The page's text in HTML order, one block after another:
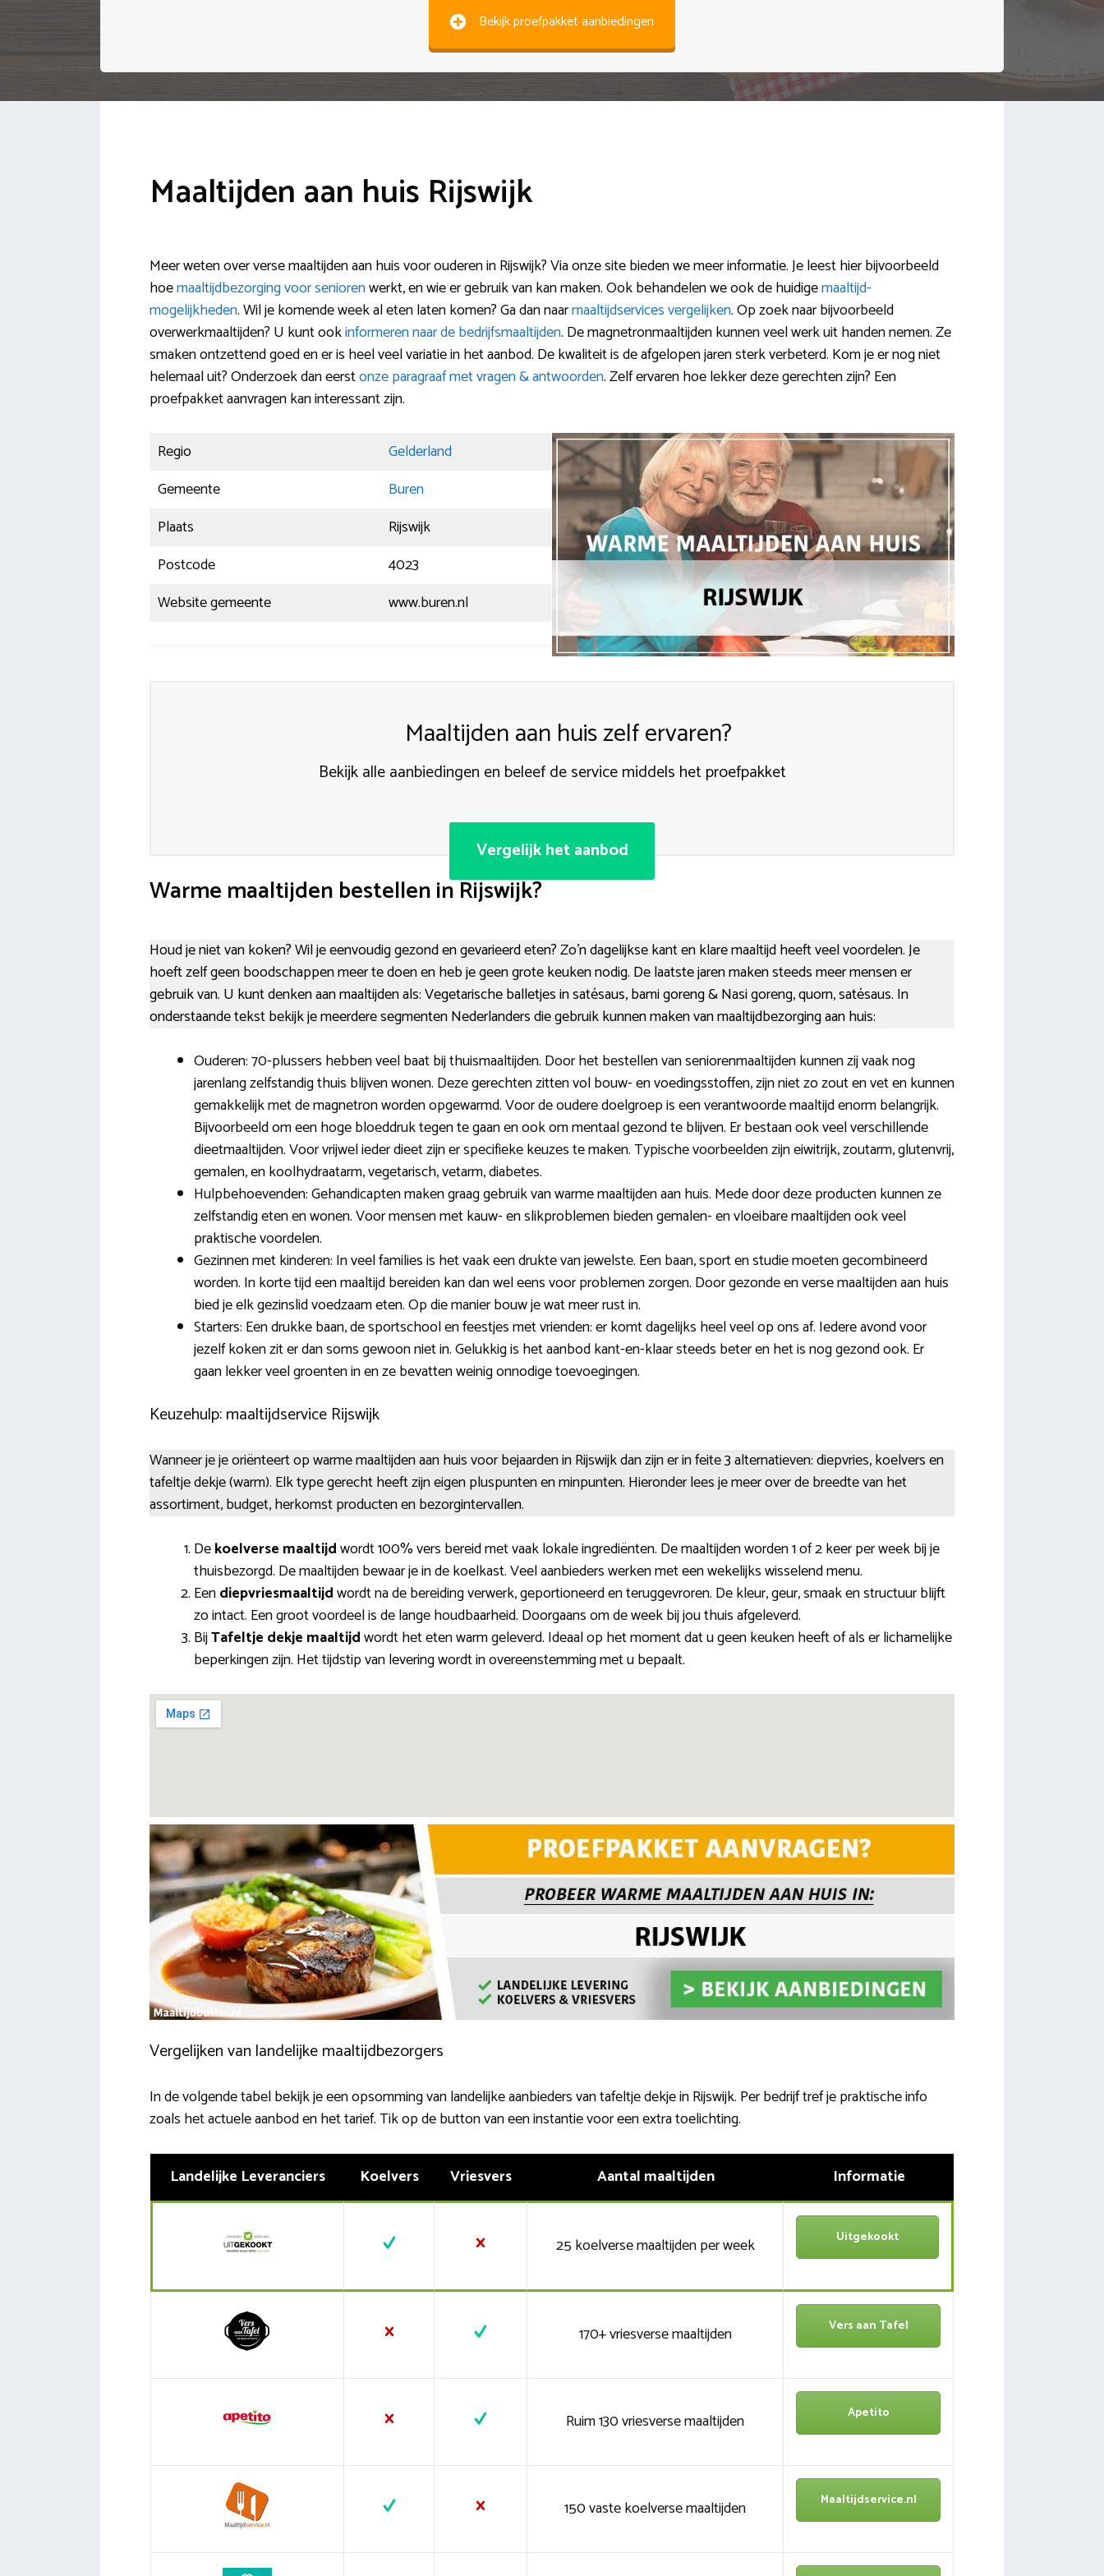
Bekijk proefpakket aanbiedingen
Maaltijden aan huis Rijswijk
Meer weten over verse maaltijden aan huis voor ouderen in Rijswijk? Via onze site bieden we meer informatie. Je leest hier bijvoorbeeld
hoemaaltijdbezorging voor seniorenwerkt, en wie er gebruik van kan maken. Ook behandelen we ook de huidigemaaltijd-
mogelijkheden. Wil je komende week al eten laten komen? Ga dan naarmaaltijdservices vergelijken. Op zoek naar bijvoorbeeld
overwerkmaaltijden? U kunt ookinformeren naar de bedrijfsmaaltijden. De magnetronmaaltijden kunnen veel werk uit handen nemen. Ze
smaken ontzettend goed en er is heel veel variatie in het aanbod. De kwaliteit is de afgelopen jaren sterk verbeterd. Kom je er nog niet
helemaal uit? Onderzoek dan eerstonze paragraaf met vragen & antwoorden. Zelf ervaren hoe lekker deze gerechten zijn? Een
proefpakket aanvragen kan interessant zijn.
Regio
Gelderland
Gemeente
Buren
Plaats
Rijswijk
Postcode
4023
Website gemeente
www.buren.nl
Maaltijden aan huis zelf ervaren?
Bekijk alle aanbiedingen en beleef de service middels het proefpakket
Vergelijk het aanbod
Warme maaltijden bestellen in Rijswijk?
Houd je niet van koken? Wil je eenvoudig gezond en gevarieerd eten? Zo’n dagelijkse kant en klare maaltijd heeft veel voordelen. Je
hoeft zelf geen boodschappen meer te doen en heb je geen grote keuken nodig. De laatste jaren maken steeds meer mensen er
gebruik van. U kunt denken aan maaltijden als: Vegetarische balletjes in satésaus, bami goreng & Nasi goreng, quorn, satésaus. In
onderstaande tekst bekijk je meerdere segmenten Nederlanders die gebruik kunnen maken van maaltijdbezorging aan huis:
Ouderen: 70-plussers hebben veel baat bij thuismaaltijden. Door het bestellen van seniorenmaaltijden kunnen zij vaak nog
jarenlang zelfstandig thuis blijven wonen. Deze gerechten zitten vol bouw- en voedingsstoffen, zijn niet zo zout en vet en kunnen
gemakkelijk met de magnetron worden opgewarmd. Voor de oudere doelgroep is een verantwoorde maaltijd enorm belangrijk.
Bijvoorbeeld om een hoge bloeddruk tegen te gaan en ook om mentaal gezond te blijven. Er bestaan ook veel verschillende
dieetmaaltijden. Voor vrijwel ieder dieet zijn er specifieke keuzes te maken. Typische voorbeelden zijn eiwitrijk, zoutarm, glutenvrij,
gemalen, en koolhydraatarm, vegetarisch, vetarm, diabetes.
Hulpbehoevenden: Gehandicapten maken graag gebruik van warme maaltijden aan huis. Mede door deze producten kunnen ze
zelfstandig eten en wonen. Voor mensen met kauw- en slikproblemen bieden gemalen- en vloeibare maaltijden ook veel
praktische voordelen.
Gezinnen met kinderen: In veel families is het vaak een drukte van jewelste. Een baan, sport en studie moeten gecombineerd
worden. In korte tijd een maaltijd bereiden kan dan wel eens voor problemen zorgen. Door gezonde en verse maaltijden aan huis
bied je elk gezinslid voedzaam eten. Op die manier bouw je wat meer rust in.
Starters: Een drukke baan, de sportschool en feestjes met vrienden: er komt dagelijks heel veel op ons af. Iedere avond voor
jezelf koken zit er dan soms gewoon niet in. Gelukkig is het aanbod kant-en-klaar steeds beter en het is nog gezond ook. Er
gaan lekker veel groenten in en ze bevatten weinig onnodige toevoegingen.
Keuzehulp: maaltijdservice Rijswijk
Wanneer je je oriënteert op warme maaltijden aan huis voor bejaarden in Rijswijk dan zijn er in feite 3 alternatieven: diepvries, koelvers en
tafeltje dekje (warm). Elk type gerecht heeft zijn eigen pluspunten en minpunten. Hieronder lees je meer over de breedte van het
assortiment, budget, herkomst producten en bezorgintervallen.
Dekoelverse maaltijdwordt 100% vers bereid met vaak lokale ingrediënten. De maaltijden worden 1 of 2 keer per week bij je
thuisbezorgd. De maaltijden bewaar je in de koelkast. Veel aanbieders werken met een wekelijks wisselend menu.
Eendiepvriesmaaltijdwordt na de bereiding verwerk, geportioneerd en teruggevroren. De kleur, geur, smaak en structuur blijft
zo intact. Een groot voordeel is de lange houdbaarheid. Doorgaans om de week bij jou thuis afgeleverd.
BijTafeltje dekje maaltijdwordt het eten warm geleverd. Ideaal op het moment dat u geen keuken heeft of als er lichamelijke
beperkingen zijn. Het tijdstip van levering wordt in overeenstemming met u bepaalt.
Vergelijken van landelijke maaltijdbezorgers
In de volgende tabel bekijk je een opsomming van landelijke aanbieders van tafeltje dekje in Rijswijk. Per bedrijf tref je praktische info
zoals het actuele aanbod en het tarief. Tik op de button van een instantie voor een extra toelichting.
Landelijke Leveranciers Koelvers Vriesvers Aantal maaltijden Informatie
25 koelverse maaltijden per week Uitgekookt
170+ vriesverse maaltijden Vers aan Tafel
Ruim 130 vriesverse maaltijden Apetito
150 vaste koelverse maaltijden Maaltijdservice.nl